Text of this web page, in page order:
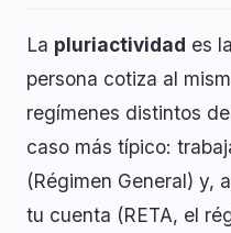
La pluriactividad es
persona cotiza al
regímenes distintos
caso más típico:
(Régimen General) y,
tu cuenta (RETA, el